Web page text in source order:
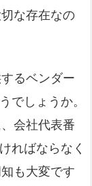
な存在なの
るベンダー
でしょうか。
会社代表番
ればならなく
も大変です